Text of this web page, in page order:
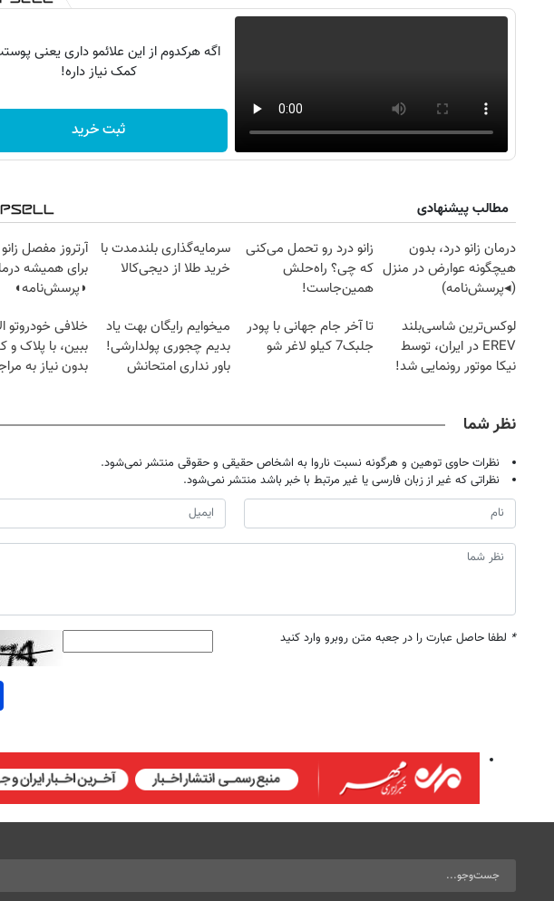
اگه هرکدوم از این علائمو داری یعنی
کمک نیاز داره!
ثبت خرید
مطالب پیشنهادی
درمان زانو درد، بدون
هیچگونه عوارض در منزل
(◂پرسش‌نامه)
زانو درد رو تحمل می‌کنی
که چی؟ راه‌حلش
همین‌جاست!
سرمایه‌گذاری بلندمدت با
خرید طلا از دیجی‌کالا
آرتروز مفصل
برای همیشه
◗پرسش‌نامه◖
لوکس‌ترین شاسی‌بلند
EREV در ایران، توسط
نیکا موتور رونمایی شد!
تا آخر جام جهانی با پودر
جلبک7 کیلو لاغر شو
میخوایم رایگان بهت یاد
بدیم چجوری پولدارشی!
باور نداری امتحانش
خلافی خودروتو
ببین، با پلاک و
بدون نیاز به
نظر شما
نظرات حاوی توهین و هرگونه نسبت ناروا به اشخاص حقیقی و حقوقی منتشر نمی‌شود.
نظراتی که غیر از زبان فارسی یا غیر مرتبط با خبر باشد منتشر نمی‌شود.
* لطفا حاصل عبارت را در جعبه متن روبرو وارد کنید
روزنامه‌های صبح یکشنبه ۱۸ مرداد ۱۴۰۵ روزنامه‌های ورزشی یکشنبه ۱۸ مرداد ۱۴۰۵